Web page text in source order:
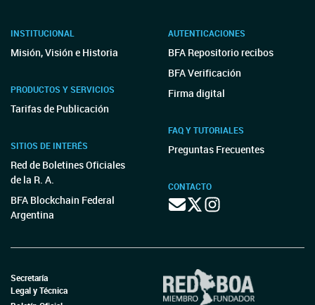
INSTITUCIONAL
Misión, Visión e Historia
PRODUCTOS Y SERVICIOS
Tarifas de Publicación
SITIOS DE INTERÉS
Red de Boletines Oficiales
de la R. A.
BFA Blockchain Federal
Argentina
AUTENTICACIONES
BFA Repositorio recibos
BFA Verificación
Firma digital
FAQ Y TUTORIALES
Preguntas Frecuentes
CONTACTO
Secretaría
Legal y Técnica